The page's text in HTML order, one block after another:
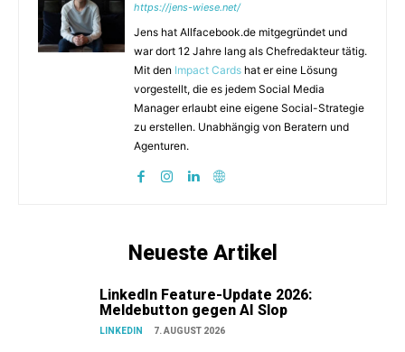
https://jens-wiese.net/
Jens hat Allfacebook.de mitgegründet und
war dort 12 Jahre lang als Chefredakteur tätig.
Mit den Impact Cards hat er eine Lösung
vorgestellt, die es jedem Social Media
Manager erlaubt eine eigene Social-Strategie
zu erstellen. Unabhängig von Beratern und
Agenturen.
Neueste Artikel
LinkedIn Feature-Update 2026:
Meldebutton gegen AI Slop
LINKEDIN 7. AUGUST 2026